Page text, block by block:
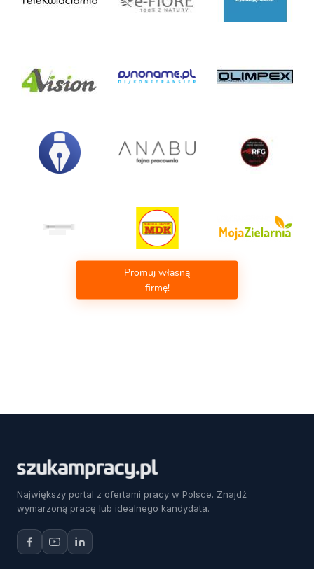
Promuj własną
firmę!
Największy portal z ofertami pracy w Polsce. Znajdź
wymarzoną pracę lub idealnego kandydata.